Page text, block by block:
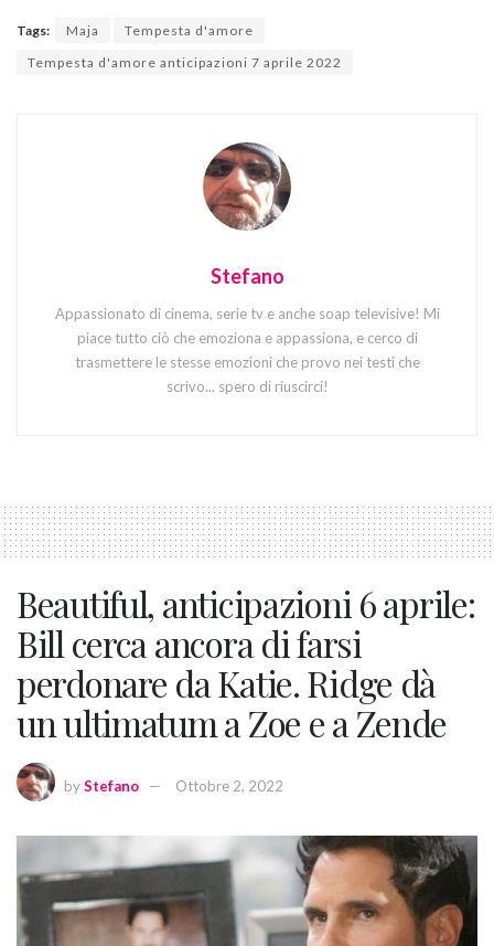
Tags: Maja
Tempesta d'amore
Tempesta d'amore anticipazioni 7 aprile 2022
Stefano
Appassionato di cinema, serie tv e anche soap televisive! Mi
piace tutto ciò che emoziona e appassiona, e cerco di
trasmettere le stesse emozioni che provo nei testi che
scrivo... spero di riuscirci!
Beautiful, anticipazioni 6 aprile:
Bill cerca ancora di farsi
perdonare da Katie. Ridge dà
un ultimatum a Zoe e a Zende
byStefano Ottobre 2, 2022